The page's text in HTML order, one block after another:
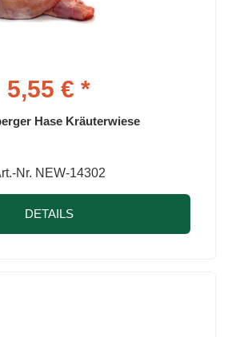
5,55 € *
Hase Kräuterwiese
Nr. NEW-14302
DETAILS